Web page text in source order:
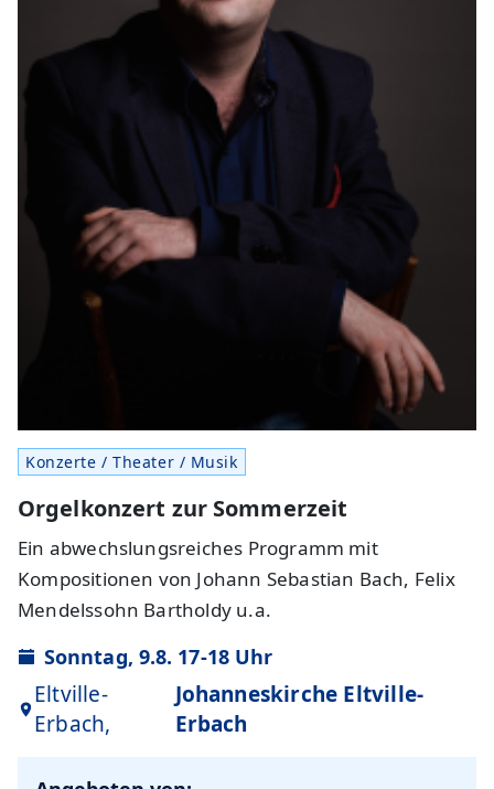
Konzerte / Theater / Musik
Orgelkonzert zur Sommerzeit
Ein abwechslungsreiches Programm mit
Kompositionen von Johann Sebastian Bach, Felix
Mendelssohn Bartholdy u.a.
Sonntag, 9.8. 17-18 Uhr
Eltville-
Erbach,
Johanneskirche Eltville-
Erbach